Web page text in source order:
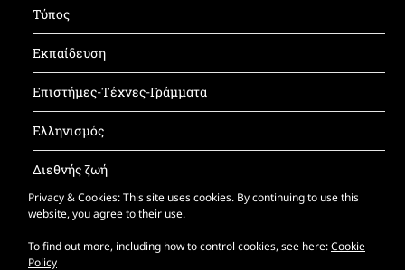
Τύπος
Εκπαίδευση
Επιστήμες-Τέχνες-Γράμματα
Ελληνισμός
Διεθνής ζωή
Έντυπος ΚΝΦ
Privacy & Cookies: This site uses cookies. By continuing to use this
website, you agree to their use.
To find out more, including how to control cookies, see here:Cookie
Policy